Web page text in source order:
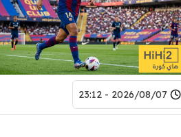
2026/08/07 - 23:12